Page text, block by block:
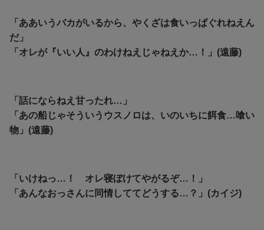
「ああいうバカがいるから、やくざは食いっぱぐれねえん
だ」
「オレが『いい人』のわけねえじゃねえか…！」(遠藤)
「話にならねえ甘ったれ…」
「あの船じゃそういうウスノロは、いのいちに餌食…喰い
物」(遠藤)
「いけねっ…！ オレ寝ぼけてやがるぞ…！」
「あんなおっさんに同情しててどうする…？」(カイジ)